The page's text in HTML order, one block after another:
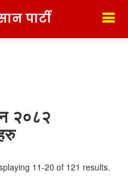
पार्टी
२०८२
11-20 of 121 results.